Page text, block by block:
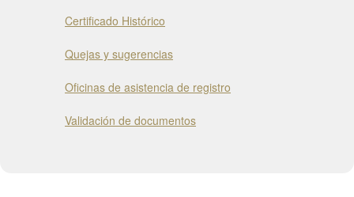
Certificado Histórico
Quejas y sugerencias
Oficinas de asistencia de registro
Validación de documentos